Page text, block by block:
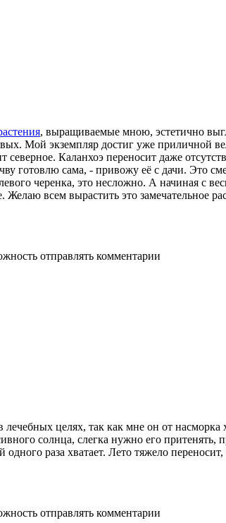
, выращиваемые мною, эстетично
Мой экземпляр достиг уже приличной
Каланхоэ переносит даже
готовлю сама, - привожу её с дачи. Это
черенка, это несложно. А начиная с
всем вырастить это замечательное
отправлять комментарии
целях, так как мне он от
солнца, слегка нужно его
раза хватает. Лето тяжело переносит,
отправлять комментарии